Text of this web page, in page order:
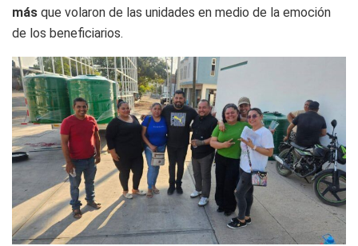
más que volaron de las unidades en medio de la emoción
de los beneficiarios.